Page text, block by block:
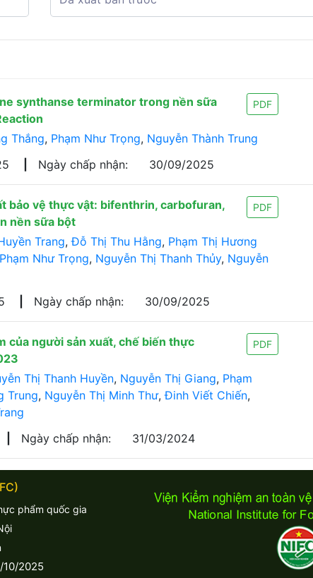
synthanse terminator trong nền sữa
PDF
Thắng, Phạm Như Trọng, Nguyễn Thành Trung
Ngày chấp nhận: 30/09/2025
bảo vệ thực vật: bifenthrin, carbofuran,
nền sữa bột
PDF
Trang,Đỗ Thị Thu Hằng, Phạm Thị Hương
Phạm Như Trọng, Nguyễn Thị Thanh Thủy, Nguyễn
Ngày chấp nhận: 30/09/2025
của người sản xuất, chế biến thực
PDF
Thị Thanh Huyền, Nguyễn Thị Giang, Phạm
Trung, Nguyễn Thị Minh Thư,Đinh Viết Chiến,
Ngày chấp nhận: 31/03/2024
phẩm quốc gia
10/2025